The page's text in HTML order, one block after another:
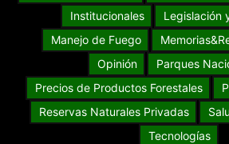
Institucionales
Legislación
Manejo de Fuego
Opinión
Parques
Precios de Productos Forestales
Reservas Naturales Privadas
Tecnologías